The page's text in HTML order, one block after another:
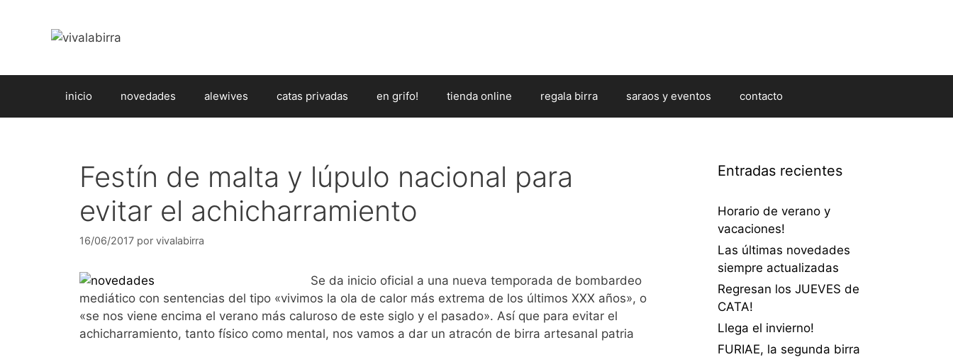
contenido
inicio novedades alewives catas privadas en grifo! tienda online regala birra saraos y eventos contacto
Festín de malta y lúpulo nacional para
evitar el achicharramiento
16/06/2017 por vivalabirra
Se da inicio oficial a una nueva temporada de bombardeo
mediático con sentencias del tipo «vivimos la ola de calor más extrema de los últimos XXX años», o
«se nos viene encima el verano más caluroso de este siglo y el pasado». Así que para evitar el
achicharramiento, tanto físico como mental, nos vamos a dar un atracón de birra artesanal patria
Entradas recientes
Horario de verano y
vacaciones!
Las últimas novedades
siempre actualizadas
Regresan los JUEVES de
CATA!
Llega el invierno!
FURIAE, la segunda birra